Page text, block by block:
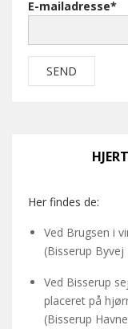
E-mailadresse*
Her findes de:
Ved Brugsen i
(Bisserup Byvej
Ved Bisserup
placeret på
(Bisserup